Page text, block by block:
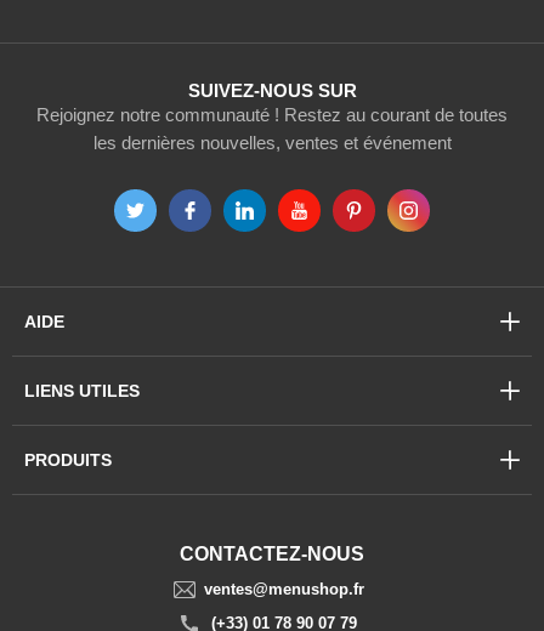
SUIVEZ-NOUS SUR
Rejoignez notre communauté ! Restez au courant de toutes
les dernières nouvelles, ventes et événement
CONTACTEZ-NOUS
ventes@menushop.fr
(+33) 01 78 90 07 79
AIDE
LIENS UTILES
PRODUITS